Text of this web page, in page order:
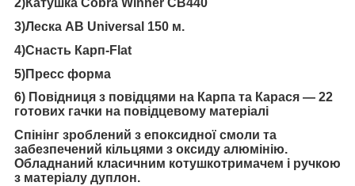
2)Катушка Cobra Winner CB440
3)Леска AB Universal 150 м.
4)Снасть Карп-Flat
5)Пресс форма
6) Повідниця з повідцями на Карпа та Карася — 22
готових гачки на повідцевому матеріалі
Спінінг зроблений з епоксидної смоли та
забезпечений кільцями з оксиду алюмінію.
Обладнаний класичним котушкотримачем і ручкою
з матеріалу дуплон.